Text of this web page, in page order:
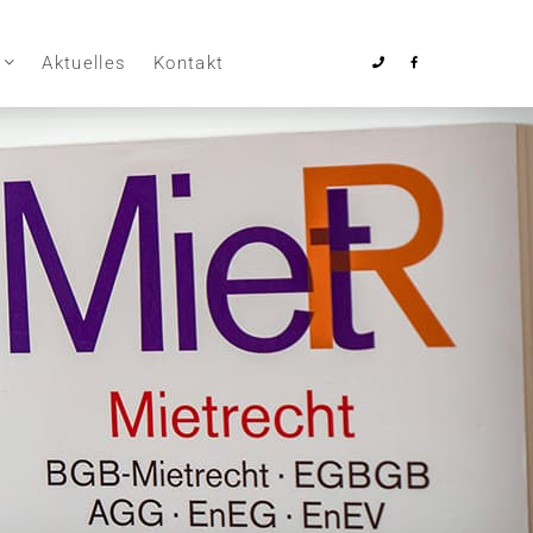
Aktuelles Kontakt